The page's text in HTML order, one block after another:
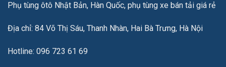
Phụ tùng ôtô Nhật Bản, Hàn Quốc, phụ tùng xe bán tải giá rẻ
Địa chỉ: 84 Võ Thị Sáu, Thanh Nhàn, Hai Bà Trưng, Hà Nội
Hotline: 096 723 61 69